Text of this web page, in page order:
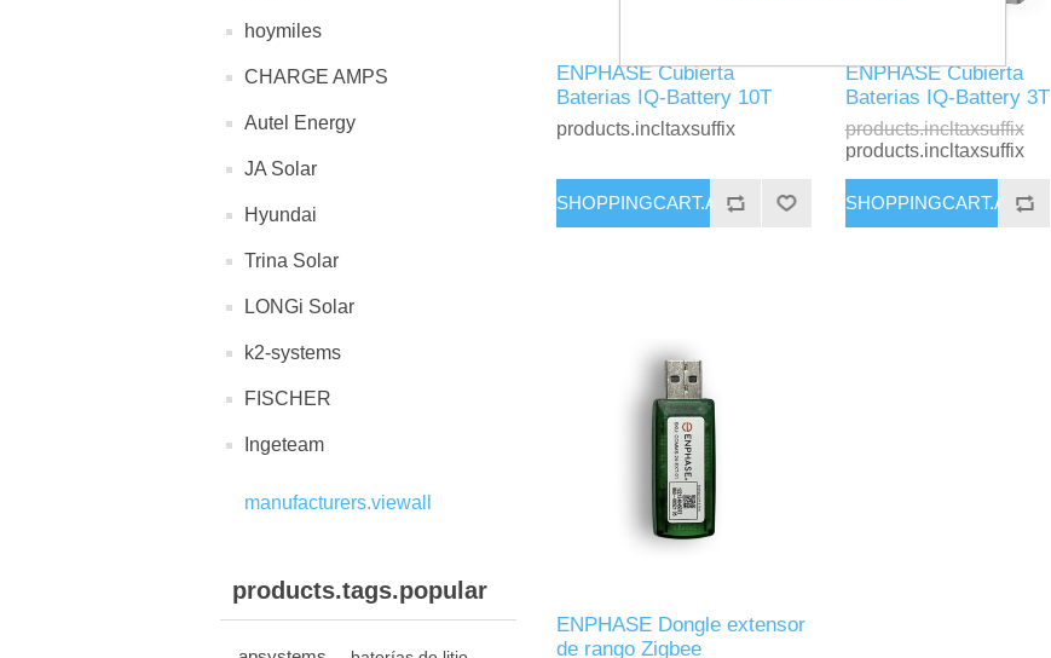
hoymiles
CHARGE AMPS
Autel Energy
JA Solar
Hyundai
Trina Solar
LONGi Solar
k2-systems
FISCHER
Ingeteam
manufacturers.viewall
products.tags.popular
ENPHASE Cubierta
Baterias IQ-Battery 10T
products.incltaxsuffix
ENPHASE Cubierta
Baterias IQ-Battery 3T
products.incltaxsuffix
products.incltaxsuffix
ENPHASE Dongle extensor
de rango Zigbee